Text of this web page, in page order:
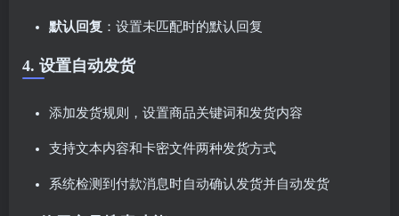
默认回复 ：设置未匹配时的默认回复
4. 设置自动发货
添加发货规则，设置商品关键词和发货内容
支持文本内容和卡密文件两种发货方式
系统检测到付款消息时自动确认发货并自动发货